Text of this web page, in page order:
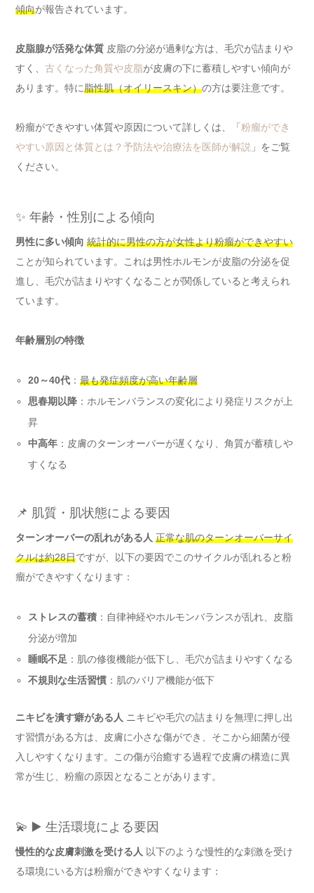
傾向が報告されています。
皮脂腺が活発な体質 皮脂の分泌が過剰な方は、毛穴が詰まりや
すく、 古くなった角質や皮脂が皮膚の下に蓄積しやすい傾向が
あります。特に脂性肌（オイリースキン）の方は要注意です。
粉瘤ができやすい体質や原因について詳しくは、「 粉瘤ができ
やすい原因と体質とは？予防法や治療法を医師が解説 」をご覧
ください。
✨ 年齢・性別による傾向
男性に多い傾向 統計的に男性の方が女性より粉瘤ができやすい
ことが知られています。これは男性ホルモンが皮脂の分泌を促
進し、毛穴が詰まりやすくなることが関係していると考えられ
ています。
年齢層別の特徴
20～40代 ：最も発症頻度が高い年齢層
思春期以降 ：ホルモンバランスの変化により発症リスクが上
昇
中高年 ：皮膚のターンオーバーが遅くなり、角質が蓄積しや
すくなる
📌 肌質・肌状態による要因
ターンオーバーの乱れがある人 正常な肌のターンオーバーサイ
クルは約28日ですが、以下の要因でこのサイクルが乱れると粉
瘤ができやすくなります：
ストレスの蓄積 ：自律神経やホルモンバランスが乱れ、皮脂
分泌が増加
睡眠不足 ：肌の修復機能が低下し、毛穴が詰まりやすくなる
不規則な生活習慣 ：肌のバリア機能が低下
ニキビを潰す癖がある人 ニキビや毛穴の詰まりを無理に押し出
す習慣がある方は、皮膚に小さな傷ができ、そこから細菌が侵
入しやすくなります。この傷が治癒する過程で皮膚の構造に異
常が生じ、粉瘤の原因となることがあります。
💫 ▶️ 生活環境による要因
慢性的な皮膚刺激を受ける人 以下のような慢性的な刺激を受け
る環境にいる方は粉瘤ができやすくなります：